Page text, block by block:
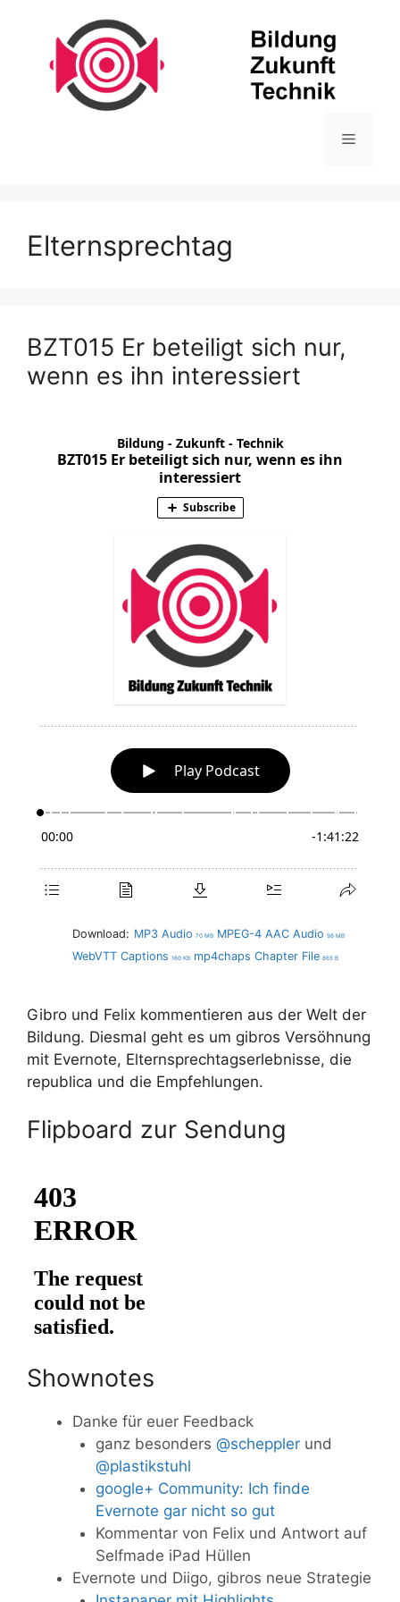
Menü
Elternsprechtag
BZT015 Er beteiligt sich nur,
wenn es ihn interessiert
Download: MP3 Audio 70 MB MPEG-4 AAC Audio 98 MB
WebVTT Captions 160 KB mp4chaps Chapter File 865 B
Gibro und Felix kommentieren aus der Welt der
Bildung. Diesmal geht es um gibros Versöhnung
mit Evernote, Elternsprechtagserlebnisse, die
republica und die Empfehlungen.
Flipboard zur Sendung
Shownotes
Danke für euer Feedback
ganz besonders @schepplerund
@plastikstuhl
google+ Community: Ich finde
Evernote gar nicht so gut
Kommentar von Felix und Antwort auf
Selfmade iPad Hüllen
Evernote und Diigo, gibros neue Strategie